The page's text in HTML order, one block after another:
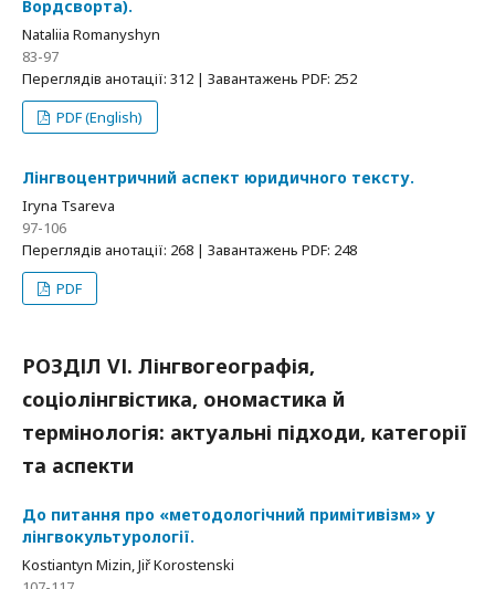
Вордсворта).
Nataliia Romanyshyn
83-97
Переглядів анотації: 312 | Завантажень PDF: 252
PDF (English)
Лінгвоцентричний аспект юридичного тексту.
Iryna Tsareva
97-106
Переглядів анотації: 268 | Завантажень PDF: 248
PDF
РОЗДІЛ VІ. Лінгвогеографія,
соціолінгвістика, ономастика й
термінологія: актуальні підходи, категорії
та аспекти
До питання про «методологічний примітивізм» у
лінгвокультурології.
Kostiantyn Mizin, Jiř Korostenski